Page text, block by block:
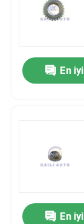
Haberler
Zamanlama
Motor
En
En